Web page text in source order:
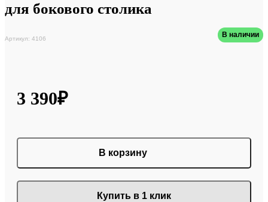
для бокового столика
Артикул: 4106 В наличии
3 390₽
В корзину
Купить в 1 клик